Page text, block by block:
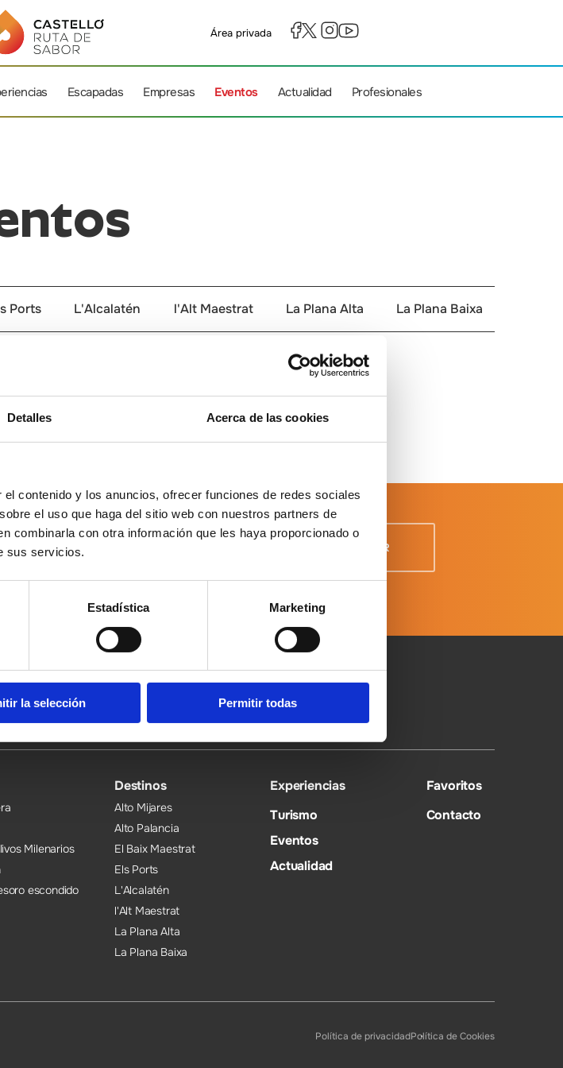
Detalles Acerca de las cookies
contenido y los anuncios, ofrecer funciones de redes sociales
el uso que haga del sitio web con nuestros partners de
combinarla con otra información que les haya proporcionado o
sus servicios.
Estadística Marketing
la selección Permitir todas
Área privada
Escapadas Empresas Eventos Actualidad Profesionales
Ports L'Alcalatén l'Alt Maestrat La Plana Alta La Plana Baixa
Milenarios
escondido
Destinos
Alto Mijares
Alto Palancia
El Baix Maestrat
Els Ports
L'Alcalatén
l'Alt Maestrat
La Plana Alta
La Plana Baixa
Experiencias
Turismo
Eventos
Actualidad
Favoritos
Contacto
Política de privacidadPolítica de Cookies